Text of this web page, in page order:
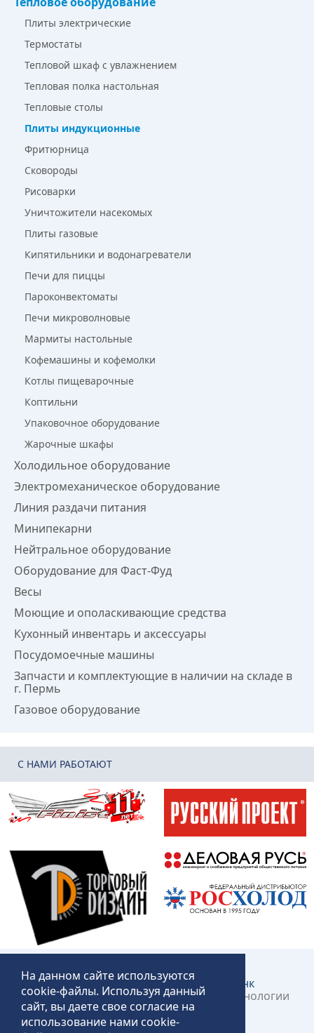
Плиты электрические
Термостаты
Тепловой шкаф с увлажнением
Тепловая полка настольная
Тепловые столы
Плиты индукционные
Фритюрница
Сковороды
Рисоварки
Уничтожители насекомых
Плиты газовые
Кипятильники и водонагреватели
Печи для пиццы
Пароконвектоматы
Печи микроволновые
Мармиты настольные
Кофемашины и кофемолки
Котлы пищеварочные
Коптильни
Упаковочное оборудование
Жарочные шкафы
Холодильное оборудование
Электромеханическое оборудование
Линия раздачи питания
Минипекарни
Нейтральное оборудование
Оборудование для Фаст-Фуд
Весы
Моющие и ополаскивающие средства
Кухонный инвентарь и аксессуары
Посудомоечные машины
Запчасти и комплектующие в наличии на складе в
г. Пермь
Газовое оборудование
C НАМИ РАБОТАЮТ
Создание и продвижение сайта:КликЛинк
©2018 – 2026 «Технопит» – Пермские технологии
общественного питания
На данном сайте используются
cookie-файлы. Используя данный
сайт, вы даете свое согласие на
использование нами cookie-